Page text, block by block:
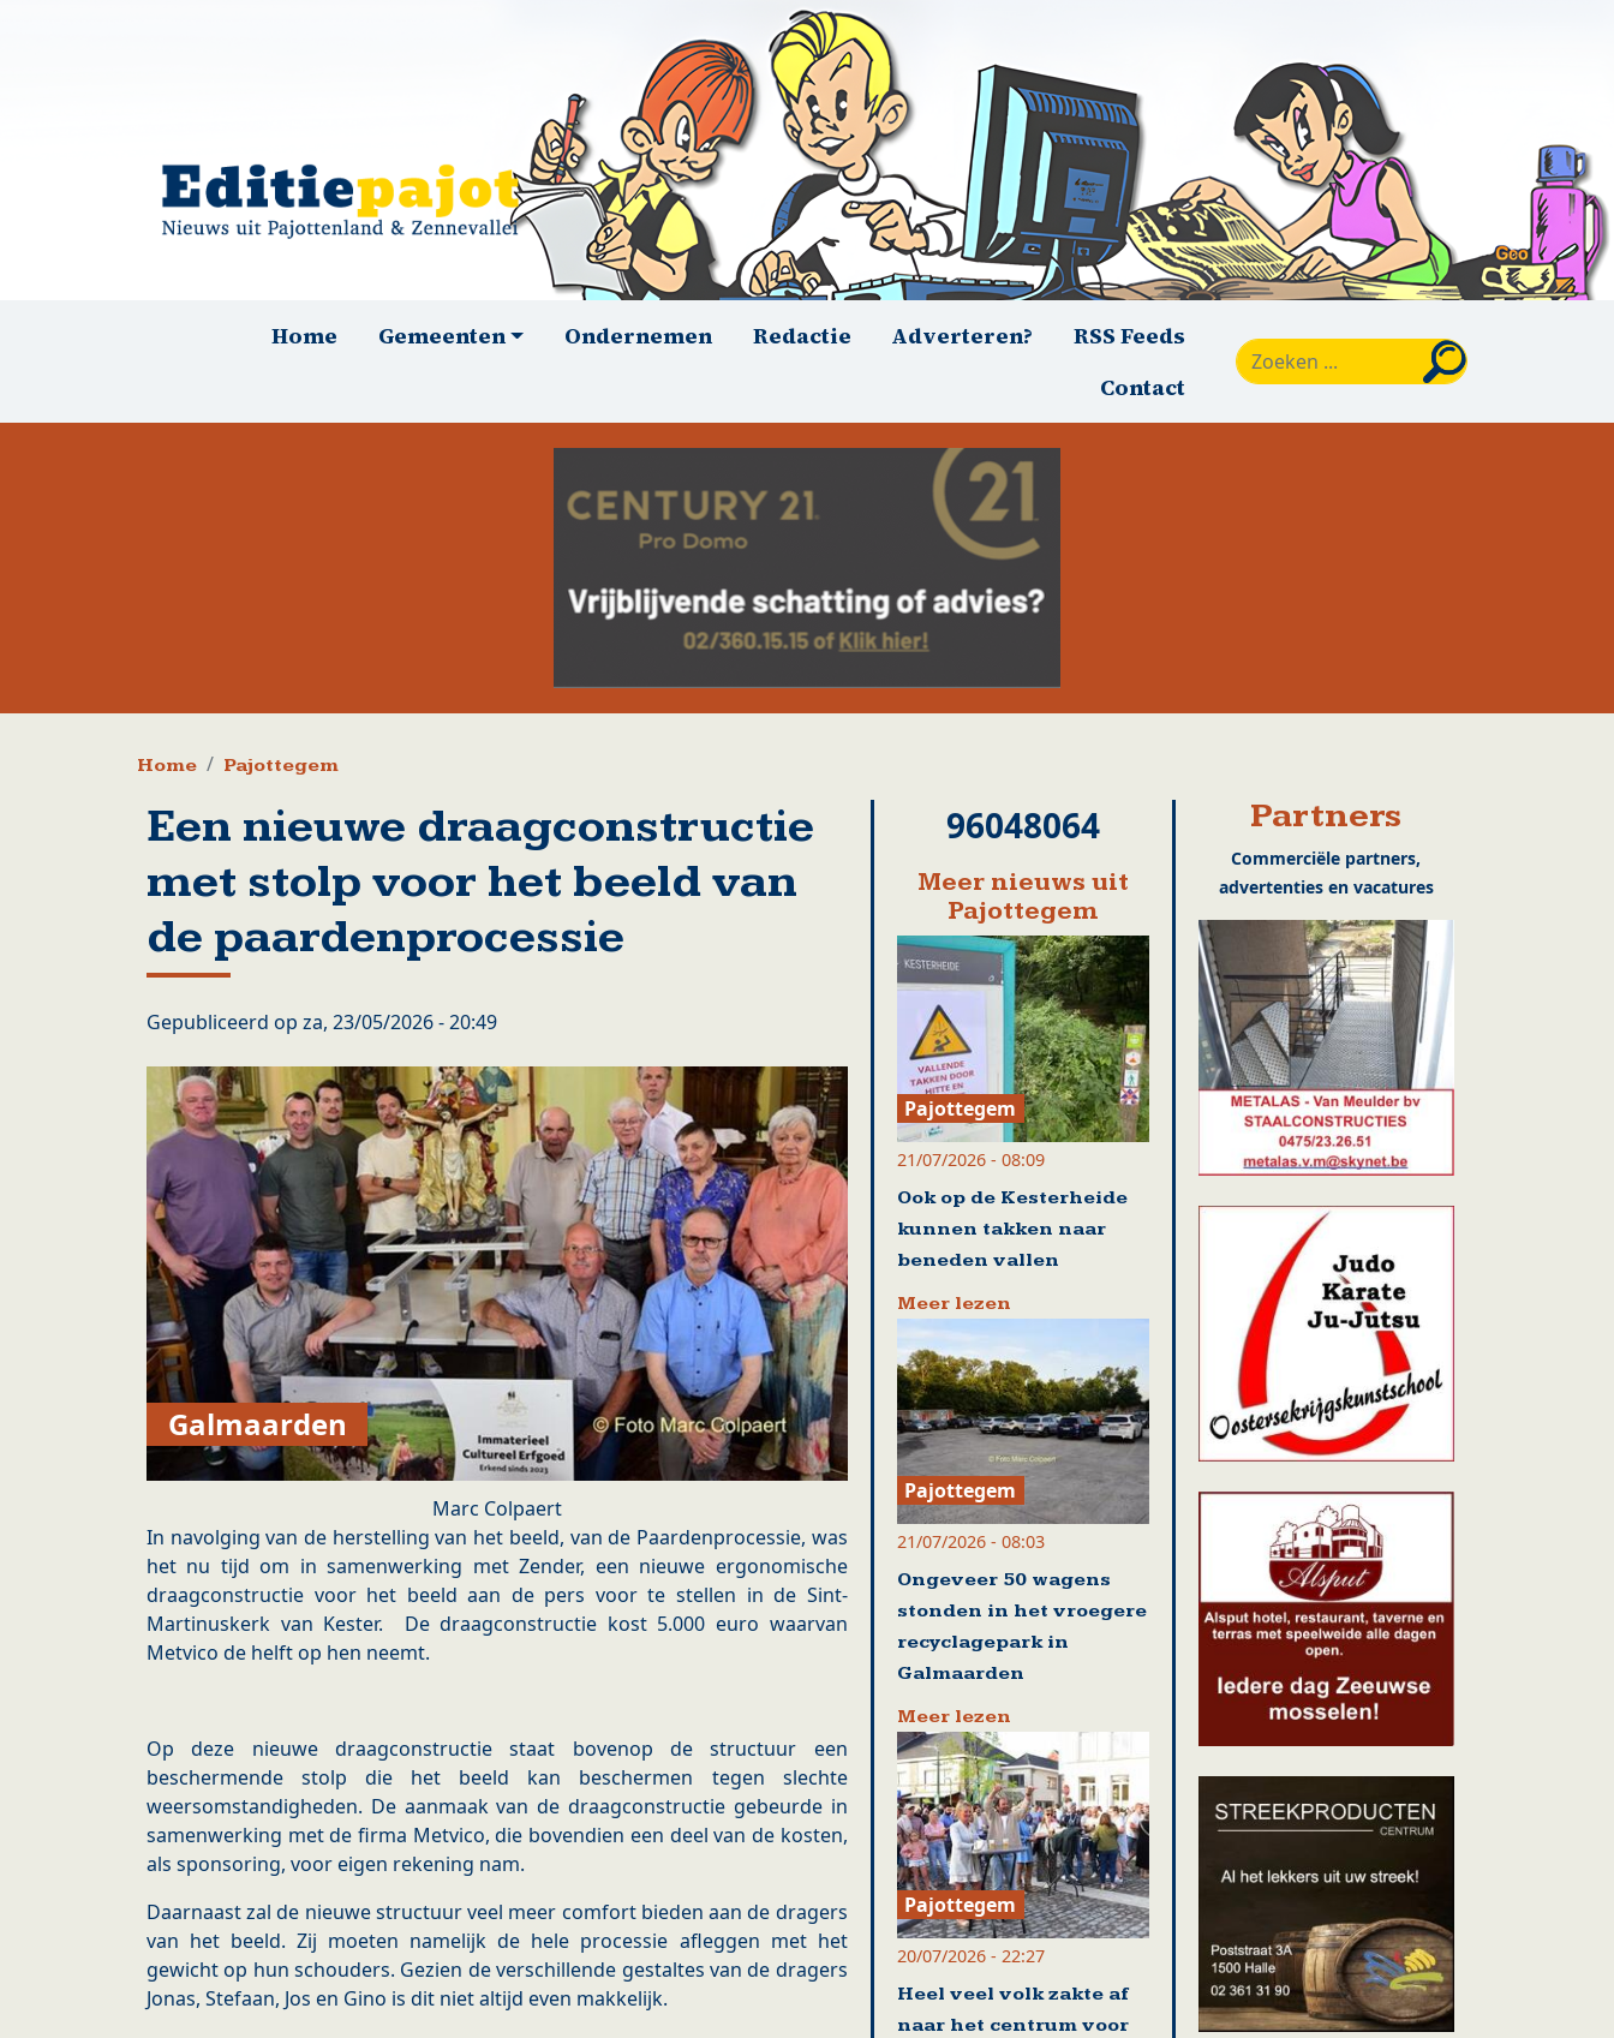
HoofdnavigatieHome Gemeenten Ondernemen Redactie Adverteren?
RSS Feeds
Contact
Kruimelpad
Home Pajottegem
Een nieuwe draagconstructie
met stolp voor het beeld van
de paardenprocessie
Gepubliceerd op za, 23/05/2026 - 20:49
Galmaarden
Marc Colpaert
In navolging van de herstelling van het beeld, van de Paardenprocessie, was
het nu tijd om in samenwerking met Zender, een nieuwe ergonomische
draagconstructie voor het beeld aan de pers voor te stellen in de Sint-
Martinuskerk van Kester. De draagconstructie kost 5.000 euro waarvan
Metvico de helft op hen neemt.
Op deze nieuwe draagconstructie staat bovenop de structuur een
beschermende stolp die het beeld kan beschermen tegen slechte
weersomstandigheden. De aanmaak van de draagconstructie gebeurde in
samenwerking met de firma Metvico, die bovendien een deel van de kosten,
als sponsoring, voor eigen rekening nam.
Daarnaast zal de nieuwe structuur veel meer comfort bieden aan de dragers
van het beeld. Zij moeten namelijk de hele processie afleggen met het
gewicht op hun schouders. Gezien de verschillende gestaltes van de dragers
Jonas, Stefaan, Jos en Gino is dit niet altijd even makkelijk.
96048064
Meer nieuws uit
Pajottegem
Pajottegem
21/07/2026 - 08:09
Ook op de Kesterheide
kunnen takken naar
beneden vallen
Meer lezen
Pajottegem
21/07/2026 - 08:03
Ongeveer 50 wagens
stonden in het vroegere
recyclagepark in
Galmaarden
Meer lezen
Pajottegem
20/07/2026 - 22:27
Heel veel volk zakte af
naar het centrum voor
Partners
Commerciële partners,
advertenties en vacatures